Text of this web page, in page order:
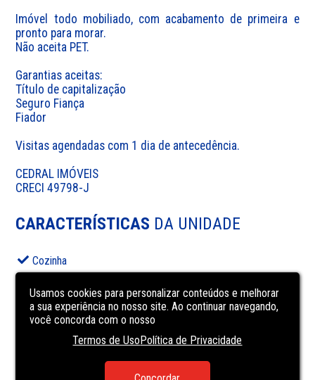
Imóvel todo mobiliado, com acabamento de primeira e
pronto para morar.
Não aceita PET.
Garantias aceitas:
Título de capitalização
Seguro Fiança
Fiador
Visitas agendadas com 1 dia de antecedência.
CEDRAL IMÓVEIS
CRECI 49798-J
CARACTERÍSTICAS DA UNIDADE
Cozinha
Gabinete
GARDEN AREA
INTERNET CONNECTION
Usamos cookies para personalizar conteúdos e melhorar
a sua experiência no nosso site. Ao continuar navegando,
você concorda com o nosso
Termos de UsoPolítica de Privacidade